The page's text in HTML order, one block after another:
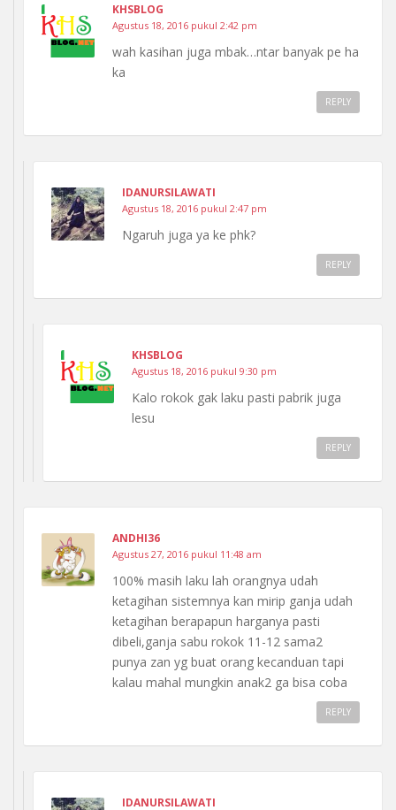
KHSBLOG
Agustus 18, 2016 pukul 2:42 pm
wah kasihan juga mbak…ntar banyak pe ha
ka
REPLY
IDANURSILAWATI
Agustus 18, 2016 pukul 2:47 pm
Ngaruh juga ya ke phk?
REPLY
KHSBLOG
Agustus 18, 2016 pukul 9:30 pm
Kalo rokok gak laku pasti pabrik juga
lesu
REPLY
ANDHI36
Agustus 27, 2016 pukul 11:48 am
100% masih laku lah orangnya udah
ketagihan sistemnya kan mirip ganja udah
ketagihan berapapun harganya pasti
dibeli,ganja sabu rokok 11-12 sama2
punya zan yg buat orang kecanduan tapi
kalau mahal mungkin anak2 ga bisa coba
REPLY
IDANURSILAWATI